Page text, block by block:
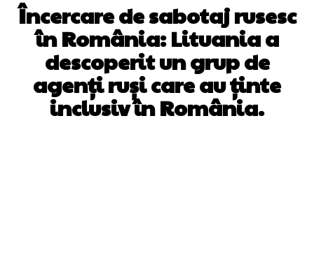
Încercare de sabotaj rusesc
în România: Lituania a
descoperit un grup de
agenți ruși care au ținte
inclusiv în România.